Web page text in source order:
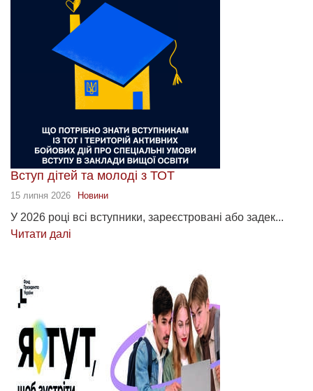
Вступ дітей та молоді з ТОТ
15 липня 2026 Новини
У 2026 році всі вступники, зареєстровані або задек...
Читати далі